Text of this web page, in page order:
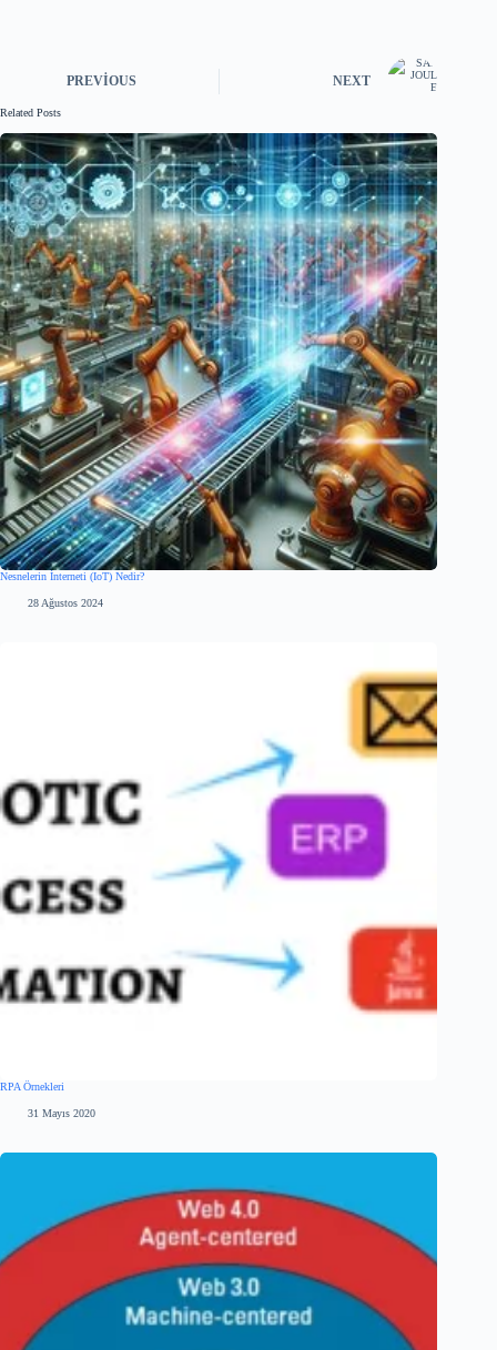
PREVIOUS NEXT
Related Posts
Nesnelerin İnterneti (IoT) Nedir?
28 Ağustos 2024
RPA Örnekleri
31 Mayıs 2020